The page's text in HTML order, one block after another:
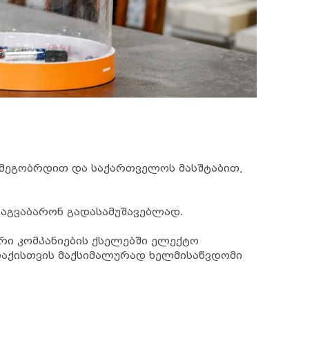
და საქართველოს მასშტაბით,
გადასამუშავებლად.
კომპანიების ქსელებში ელექტო
მაქსიმალურად ხელმისაწვდომი